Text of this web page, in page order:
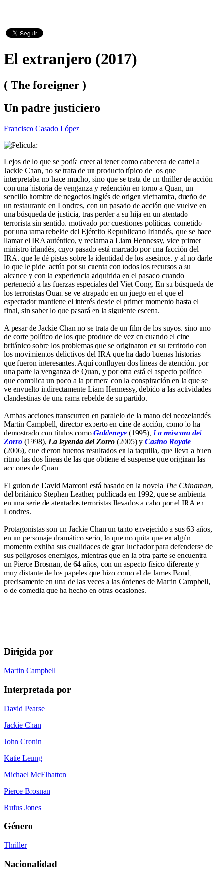
El extranjero (2017)
( The foreigner )
Un padre justiciero
Francisco Casado López
Lejos de lo que se podía creer al tener como cabecera de cartel a
Jackie Chan, no se trata de un producto típico de los que
interpretaba no hace mucho, sino que se trata de un thriller de acción
con una historia de venganza y redención en torno a Quan, un
sencillo hombre de negocios inglés de origen vietnamita, dueño de
un restaurante en Londres, con un pasado de acción que vuelve en
una búsqueda de justicia, tras perder a su hija en un atentado
terrorista sin sentido, motivado por cuestiones políticas, cometido
por una rama rebelde del Ejército Republicano Irlandés, que se hace
llamar el IRA auténtico, y reclama a Liam Hennessy, vice primer
ministro irlandés, cuyo pasado está marcado por una facción del
IRA, que le dé pistas sobre la identidad de los asesinos, y al no darle
lo que le pide, actúa por su cuenta con todos los recursos a su
alcance y con la experiencia adquirida en el pasado cuando
perteneció a las fuerzas especiales del Viet Cong. En su búsqueda de
los terroristas Quan se ve atrapado en un juego en el que el
espectador mantiene el interés desde el primer momento hasta el
final, sin saber lo que pasará en la siguiente escena.
A pesar de Jackie Chan no se trata de un film de los suyos, sino uno
de corte político de los que produce de vez en cuando el cine
británico sobre los problemas que se originaron en su territorio con
los movimientos delictivos del IRA que ha dado buenas historias
que fueron interesantes. Aquí confluyen dos líneas de atención, por
una parte la venganza de Quan, y por otra está el aspecto político
que complica un poco a la primera con la conspiración en la que se
ve envuelto indirectamente Liam Hennessy, debido a las actividades
clandestinas de una rama rebelde de su partido.
Ambas acciones transcurren en paralelo de la mano del neozelandés
Martin Campbell, director experto en cine de acción, como lo ha
demostrado con títulos como Goldeneye (1995), La máscara del
Zorro (1998), La leyenda del Zorro (2005) y Casino Royale
(2006), que dieron buenos resultados en la taquilla, que lleva a buen
ritmo las dos líneas de las que obtiene el suspense que originan las
acciones de Quan.
El guion de David Marconi está basado en la novela The Chinaman,
del británico Stephen Leather, publicada en 1992, que se ambienta
en una serie de atentados terroristas llevados a cabo por el IRA en
Londres.
Protagonistas son un Jackie Chan un tanto envejecido a sus 63 años,
en un personaje dramático serio, lo que no quita que en algún
momento exhiba sus cualidades de gran luchador para defenderse de
sus peligrosos enemigos, mientras que en la otra parte se encuentra
un Pierce Brosnan, de 64 años, con un aspecto físico diferente y
muy distante de los papeles que hizo como el de James Bond,
precisamente en una de las veces a las órdenes de Martin Campbell,
o de comedia que ha hecho en otras ocasiones.
Dirigida por
Martin Campbell
Interpretada por
David Pearse
Jackie Chan
John Cronin
Katie Leung
Michael McElhatton
Pierce Brosnan
Rufus Jones
Género
Thriller
Nacionalidad